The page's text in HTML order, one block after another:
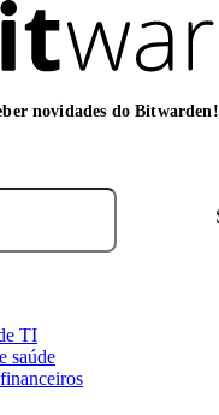
novidades do Bitwarden!
TI
saúde